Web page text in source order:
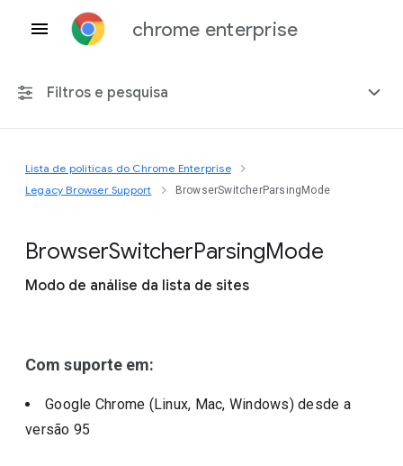
chrome enterprise
Filtros e pesquisa
Qualquer plataforma
Lista de políticas do Chrome Enterprise
Legacy Browser Support
BrowserSwitcherParsingMode
BrowserSwitcherParsingMode
Modo de análise da lista de sites
Com suporte em:
Google Chrome (Linux, Mac, Windows)desde a
versão 95